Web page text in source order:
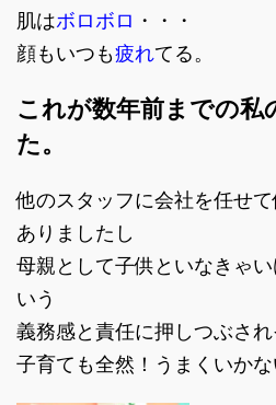
肌はボロボロ ・・・
顔もいつも疲れてる。
これが数年前までの私
た。
他のスタッフに会社を任せ
ありましたし
母親として子供といなきゃ
いう
義務感と責任に押しつぶされ
子育ても全然！うまくいかな